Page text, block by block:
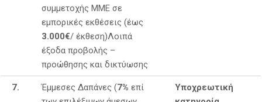
συμμετοχής ΜΜΕ σε
εμπορικές εκθέσεις (έως
3.000€/ έκθεση)Λοιπά
έξοδα προβολής –
προώθησης και δικτύωσης
7. Έμμεσες Δαπάνες (7% επί
Υποχρεωτική